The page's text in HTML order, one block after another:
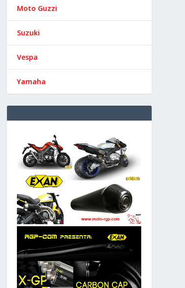
Moto Guzzi
Suzuki
Vespa
Yamaha